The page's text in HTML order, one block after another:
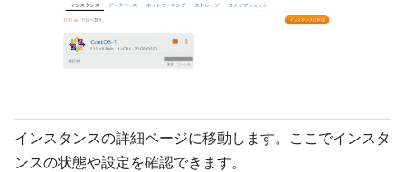
インスタンスの詳細ページに移動します。ここでインスタ
ンスの状態や設定を確認できます。